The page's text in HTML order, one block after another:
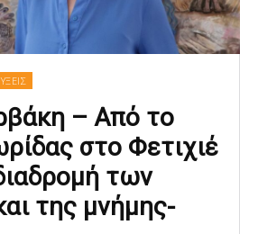
– Από το
στο Φετιχιέ
των
της μνήμης-